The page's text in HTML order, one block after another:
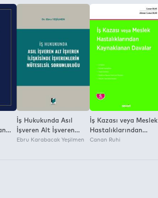
İzni:
İş
İş Hukukunda Asıl
İşveren Alt İşveren
İlişkisinde İşverenlerin
Ebru Karabacak Yeşilmen
İş Kazası veya Meslek
Hastalıklarından
Kaynaklanan Davalar
Canan Ruhi